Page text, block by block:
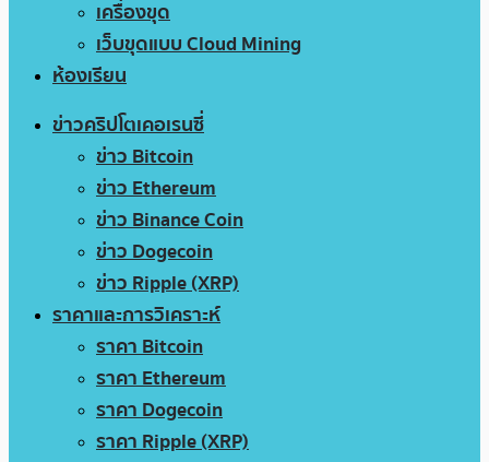
เครื่องขุด
เว็บขุดแบบ Cloud Mining
ห้องเรียน
ข่าวคริปโตเคอเรนซี่
ข่าว Bitcoin
ข่าว Ethereum
ข่าว Binance Coin
ข่าว Dogecoin
ข่าว Ripple (XRP)
ราคาและการวิเคราะห์
ราคา Bitcoin
ราคา Ethereum
ราคา Dogecoin
ราคา Ripple (XRP)